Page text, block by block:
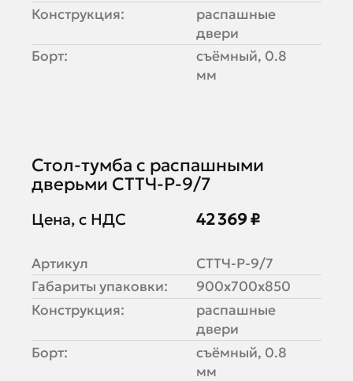
Конструкция:
распашные
двери
Борт:
съёмный, 0.8
мм
Стол-тумба с распашными
дверьми СТТЧ-Р-9/7
Цена, с НДС 42 369 ₽
Артикул
СТТЧ-Р-9/7
Габариты упаковки:
900х700х850
Конструкция:
распашные
двери
Борт:
съёмный, 0.8
мм